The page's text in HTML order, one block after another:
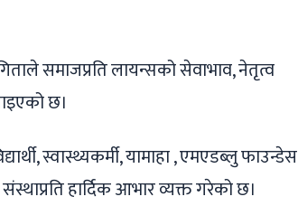
समाजप्रति लायन्सको सेवाभाव, नेतृत्व
छ।
स्वास्थ्यकर्मी, यामाहा , एमएडब्लु फाउन्डेस
हार्दिक आभार व्यक्त गरेको छ।